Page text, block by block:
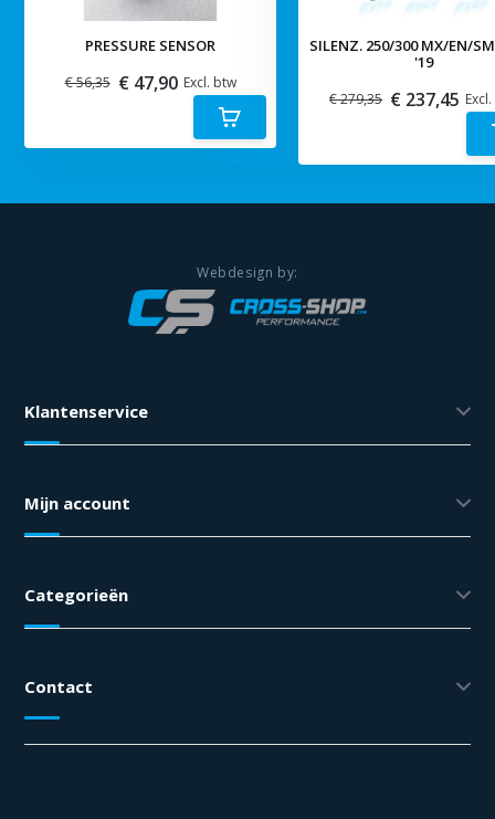
PRESSURE SENSOR
€ 56,35 € 47,90 Excl. btw
SILENZ. 250/300 MX/EN/
'19
€ 279,35 € 237,45
Klantenservice
Mijn account
Categorieën
Contact